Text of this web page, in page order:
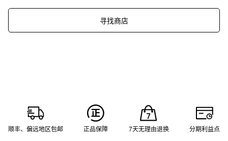
寻找商店
顺丰、偏远地区包邮 正品保障 7天无理由退换 分期利益点